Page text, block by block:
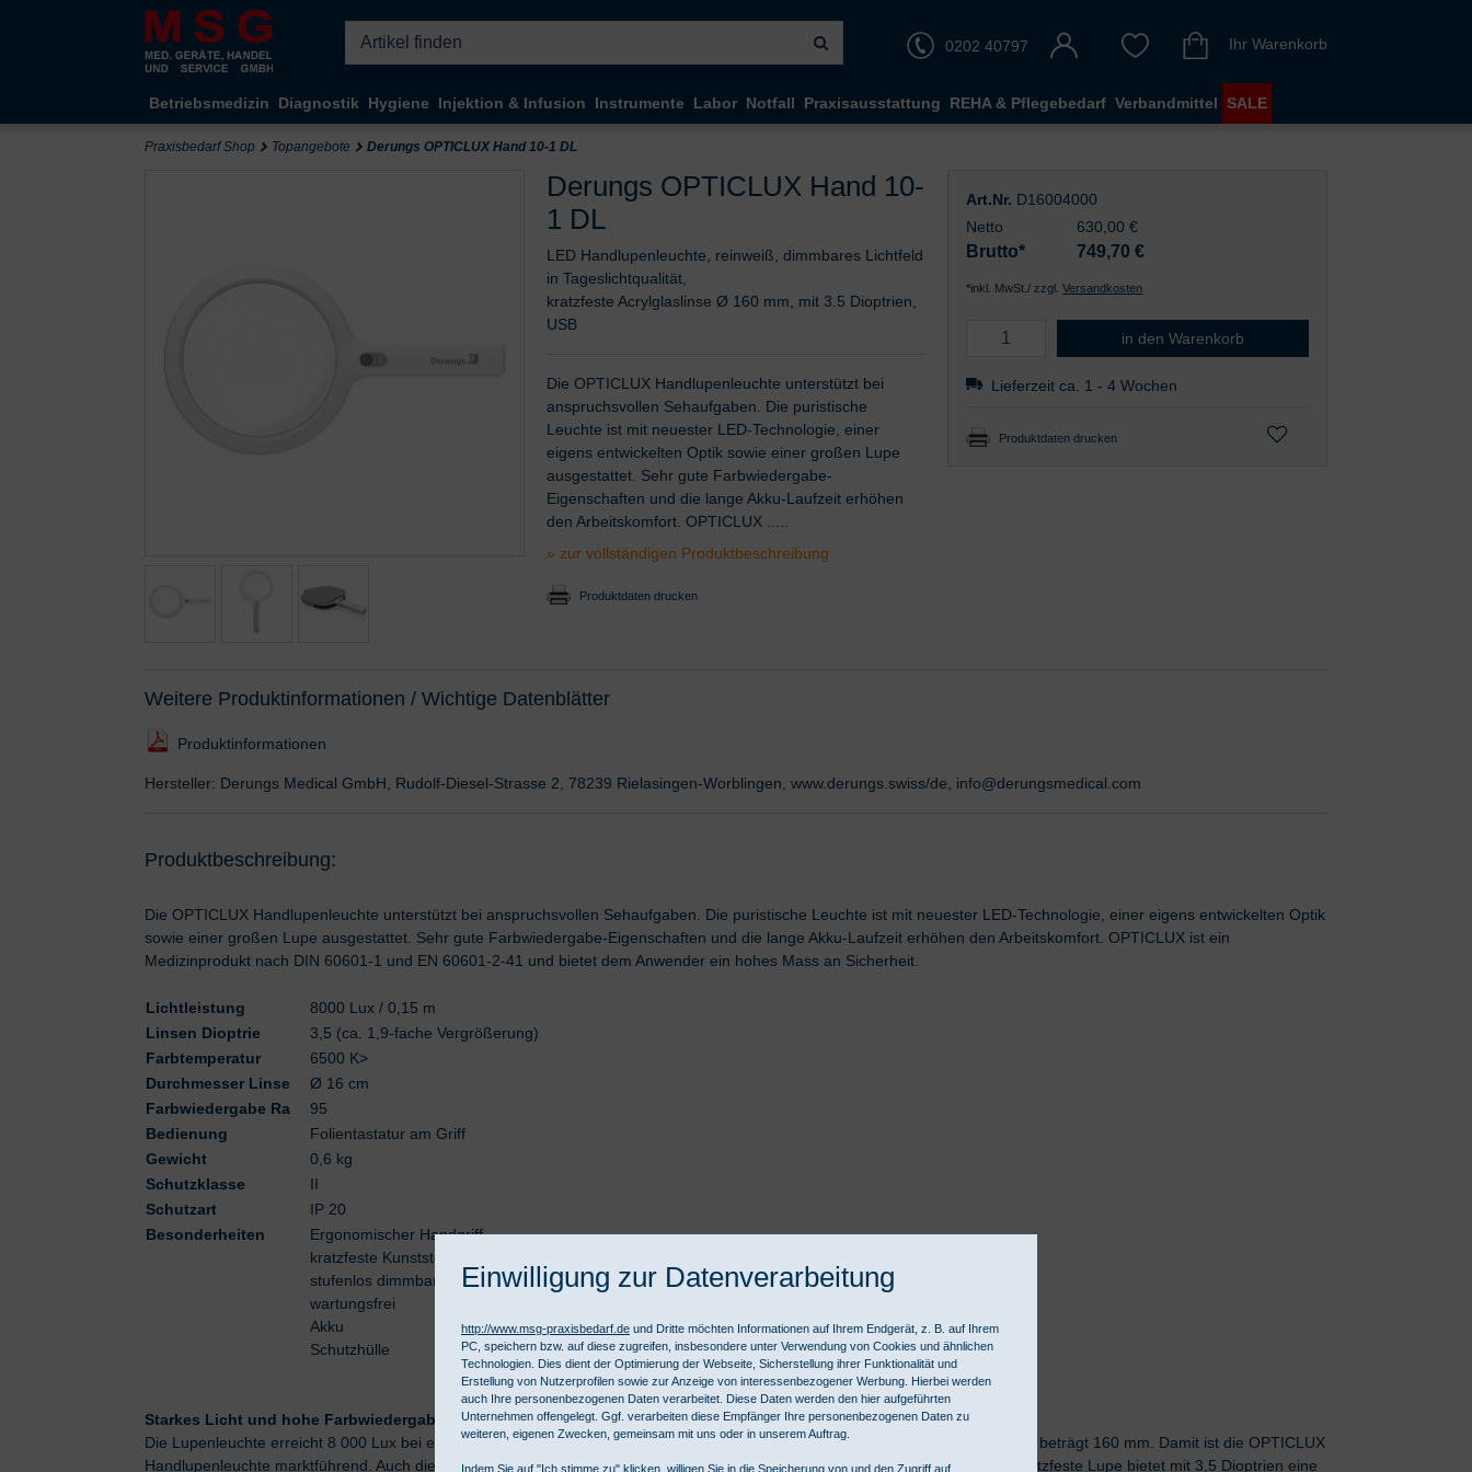
Kompletten Head der Seite überspringen
0202 40797
Ihr Warenkorb
Betriebsmedizin Diagnostik Hygiene Injektion & Infusion Instrumente Labor Notfall Praxisausstattung REHA & Pflegebedarf Verbandmittel SALE
Praxisbedarf Shop Topangebote Derungs OPTICLUX Hand 10-1 DL
Derungs OPTICLUX Hand 10-
1 DL
LED Handlupenleuchte, reinweiß, dimmbares Lichtfeld
in Tageslichtqualität,
kratzfeste Acrylglaslinse Ø 160 mm, mit 3.5 Dioptrien,
USB
Die OPTICLUX Handlupenleuchte unterstützt bei
anspruchsvollen Sehaufgaben. Die puristische
Leuchte ist mit neuester LED-Technologie, einer
eigens entwickelten Optik sowie einer großen Lupe
ausgestattet. Sehr gute Farbwiedergabe-
Eigenschaften und die lange Akku-Laufzeit erhöhen
den Arbeitskomfort. OPTICLUX .....
» zur vollständigen Produktbeschreibung
Produktdaten drucken
Art.Nr. D16004000
Netto
630,00 €
Brutto* 749,70 €
*inkl. MwSt./ zzgl.Versandkosten
Derungs OPTICLUX Hand 10-1 DL
in den Warenkorb
Lieferzeit ca. 1 - 4 Wochen
Produktdaten drucken
Weitere Produktinformationen / Wichtige Datenblätter
Produktinformationen
Hersteller: Derungs Medical GmbH, Rudolf-Diesel-Strasse 2, 78239 Rielasingen-Worblingen, www.derungs.swiss/de, info@derungsmedical.com
Produktbeschreibung:
Die OPTICLUX Handlupenleuchte unterstützt bei anspruchsvollen Sehaufgaben. Die puristische Leuchte ist mit neuester LED-Technologie, einer eigens entwickelten Optik
sowie einer großen Lupe ausgestattet. Sehr gute Farbwiedergabe-Eigenschaften und die lange Akku-Laufzeit erhöhen den Arbeitskomfort. OPTICLUX ist ein
Medizinprodukt nach DIN 60601-1 und EN 60601-2-41 und bietet dem Anwender ein hohes Mass an Sicherheit.
Lichtleistung
8000 Lux / 0,15 m
Linsen Dioptrie
3,5 (ca. 1,9-fache Vergrößerung)
Farbtemperatur
6500 K>
Durchmesser Linse
Ø 16 cm
Farbwiedergabe Ra
95
Bedienung
Folientastatur am Griff
Gewicht
0,6 kg
Schutzklasse
II
Schutzart
IP 20
Besonderheiten
Ergonomischer Handgriff
kratzfeste Kunststofflinse
stufenlos dimmbar
wartungsfrei
Akku
Schutzhülle
Starkes Licht und hohe Farbwiedergabe
Die Lupenleuchte erreicht 8 000 Lux bei einem Abstand von 15 cm und kann stufenlos gedimmt werden. Der Lupendurchmesser beträgt 160 mm. Damit ist die OPTICLUX
Handlupenleuchte marktführend. Auch die Farbwiedergabe-Eigenschaften der OPTICLUX sind mit CRI 95 herausragend. Die kratzfeste Lupe bietet mit 3,5 Dioptrien eine
Einwilligung zur Datenverarbeitung
http://www.msg-praxisbedarf.de und Dritte möchten Informationen auf Ihrem Endgerät, z. B. auf Ihrem
PC, speichern bzw. auf diese zugreifen, insbesondere unter Verwendung von Cookies und ähnlichen
Technologien. Dies dient der Optimierung der Webseite, Sicherstellung ihrer Funktionalität und
Erstellung von Nutzerprofilen sowie zur Anzeige von interessenbezogener Werbung. Hierbei werden
auch Ihre personenbezogenen Daten verarbeitet. Diese Daten werden den hier aufgeführten
Unternehmen offengelegt. Ggf. verarbeiten diese Empfänger Ihre personenbezogenen Daten zu
weiteren, eigenen Zwecken, gemeinsam mit uns oder in unserem Auftrag.
Indem Sie auf "Ich stimme zu" klicken, willigen Sie in die Speicherung von und den Zugriff auf